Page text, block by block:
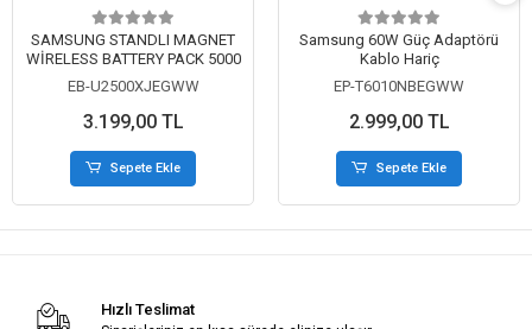
SAMSUNG STANDLI MAGNET
WİRELESS BATTERY PACK 5000
EB-U2500XJEGWW
3.199,00 TL
Sepete Ekle
Samsung 60W Güç Adaptörü
Kablo Hariç
EP-T6010NBEGWW
2.999,00 TL
Sepete Ekle
Hızlı Teslimat